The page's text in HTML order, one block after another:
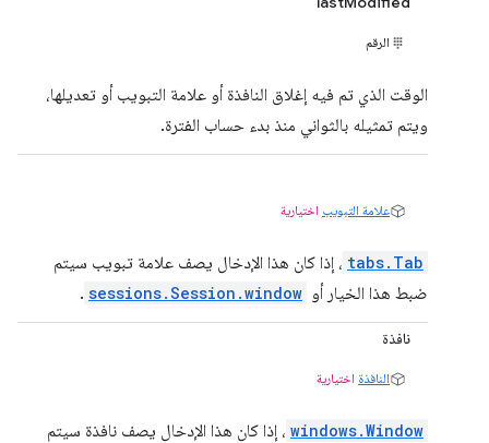
الرقم
الوقت الذي تم فيه إغلاق النافذة أو علامة التبويب أو تعديلها،
ويتم تمثيله بالثواني منذ بدء حساب الفترة.
علامة التبويب اختيارية
tabs.Tab ، إذا كان هذا الإدخال يصف علامة تبويب سيتم
ضبط هذا الخيار أو sessions.Session.window
.
نافذة
النافذة اختيارية
windows.Window ، إذا كان هذا الإدخال يصف نافذة سيتم